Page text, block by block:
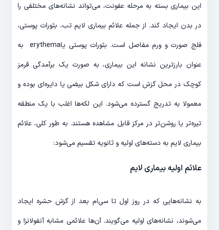
این بیماری بسته به مرحله عفونت، می‌تواند نشانه‌های مختلفی را
در بدن ایجاد کند. از جمله علائم بیماری لایم تب، بثورات پوستی،
فلج صورت و ورم مفاصل است. بثورات پوستی یاerythema به
عنوان بارزترین نشانه این بیماری، به صورت یک برآمدگی قرمز
کوچک در محل گزش است که دارای شکل بیضی یا دایره‌ای بوده و
معمولا به تدریج گسترده می‌شود. این لکه‌ها اغلب با یک منطقه
تیره‌تر یا روشن‌تر در مرکز قابل مشاهده هستند. به طور کلی، علائم
بیماری لایم به دسته‌های اولیه و ثانویه تقسیم می‌شود:
علائم اولیه بیماری لایم
به نشانه‌هایی که در روز اول تا سی‌ام بعد از گزش حشره ایجاد
می‌شوند، نشانه‌های اولیه می‌گویند. آن‌ها علائمی مشابه آنفولانزا و